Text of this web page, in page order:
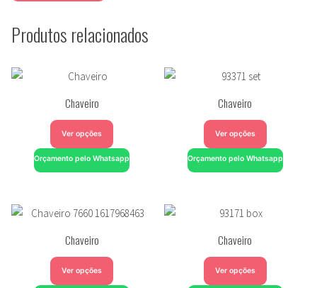
Produtos relacionados
Chaveiro
Ver opções
Orçamento pelo Whatsapp
Chaveiro
Ver opções
Orçamento pelo Whatsapp
Chaveiro
Ver opções
Chaveiro
Ver opções